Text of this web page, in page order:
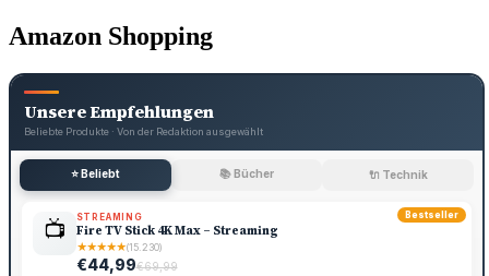
Amazon Shopping
Unsere Empfehlungen
Beliebte Produkte · Von der Redaktion ausgewählt
⭐ Beliebt 📚 Bücher 🔌 Technik
Bestseller
📺 STREAMING
Fire TV Stick 4K Max – Streaming
★★★★★(15.230)
€44,99€69,99